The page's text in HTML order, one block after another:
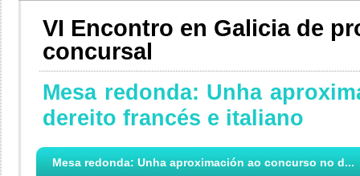
VI Encontro en Galicia de
concursal
Mesa redonda: Unha
dereito francés e italiano
Mesa redonda: Unha aproximación ao concurso no d...